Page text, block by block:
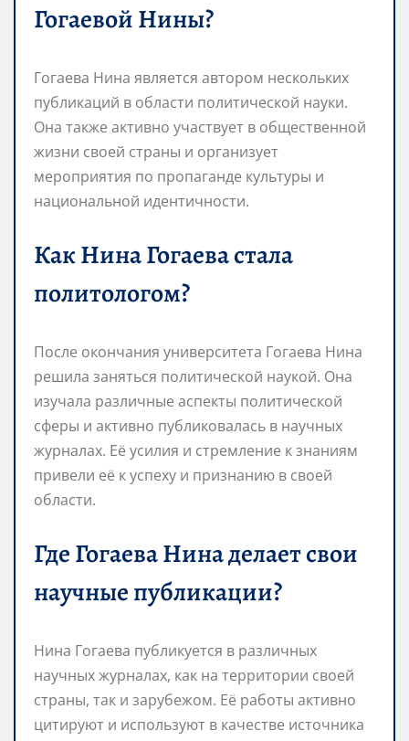
Гогаевой Нины?
Гогаева Нина является автором нескольких
публикаций в области политической науки.
Она также активно участвует в общественной
жизни своей страны и организует
мероприятия по пропаганде культуры и
национальной идентичности.
Как Нина Гогаева стала
политологом?
После окончания университета Гогаева Нина
решила заняться политической наукой. Она
изучала различные аспекты политической
сферы и активно публиковалась в научных
журналах. Её усилия и стремление к знаниям
привели её к успеху и признанию в своей
области.
Где Гогаева Нина делает свои
научные публикации?
Нина Гогаева публикуется в различных
научных журналах, как на территории своей
страны, так и зарубежом. Её работы активно
цитируют и используют в качестве источника